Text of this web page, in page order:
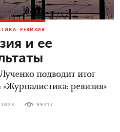
РЕВИЗИЯ
и ее
подводит итог
«Журналистика: ревизия»
99417